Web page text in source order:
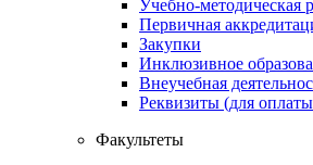
Учебно-методическая
Первичная
Закупки
Инклюзивное
Внеучебная
Реквизиты (для
Факультеты